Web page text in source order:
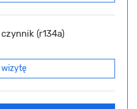
(r134a)
wizytę